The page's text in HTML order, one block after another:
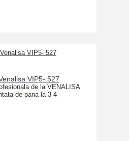
VIP5- 527
de la VENALISA
de pana la 3-4